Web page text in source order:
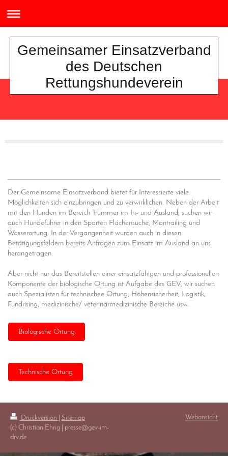
Gemeinsamer Einsatzverband
des Deutschen
Rettungshundeverein
Der Gemeinsame Einsatzverband bietet für Interessierte viele
Möglichkeiten sich einzubringen und zu verwirklichen. Neben der Arbeit
mit den Hunden im Bereich Trümmer im In- und Ausland, suchen wir
auch Hundeführer in den Sparten Flächensuche, Mantrailing und
Wasserortung. In der Vergangenheit wurden auch in diesen
Betätigungsfeldern bereits Anfragen zum Einsatz im Ausland an uns
herangetragen.
Aber nicht nur das Bereitstellen einer einsatzfähigen und professionellen
Komponente der biologische Ortung ist Aufgabe des GEV, wir suchen
auch Spezialisten für technischee Ortung, Höhensicherheit, Logistik,
Fundrising, medizinische/ veterinärmedizinische Bereiche usw.
Biologische Ortung
Technische Ortung
Druckversion
Sitemap
(c) Christian Ehrig | presse@gev-im-
drv.de
Webansicht